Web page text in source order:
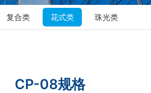
复合类 花式类 珠光类
CP-08规格